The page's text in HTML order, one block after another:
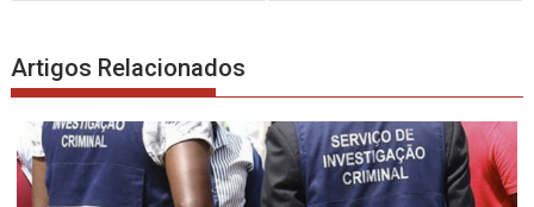
Artigos Relacionados